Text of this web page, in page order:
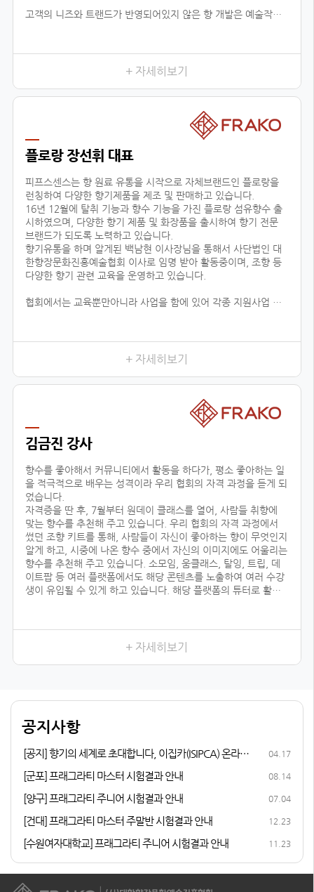
고객의 니즈와 트랜드가 반영되어있지 않은 향 개발은 예술작품
것이 중요하다고 느껴왔습니다.
이런 부분에서 향장협회의 커리큘럼은 향료 업계에 있는 모든 향
의 타입을 체계적 분하고 습득함으로서, 제품 이해 및 분석을 위
한 이론을 잡아주며, 실질적으로 제품의 기획단계까지 연결된다
이는 공방창업, 브랜드출시, 향 관련 비즈니스 등의 분야에 더할
두 번째, 다양한 분야에서 접목이 가능한 교육입니다.
+ 자세히보기
플로랑 장선휘 대표
피프스센스는 향 원료 유통을 시작으로 자체브랜드인 플로랑을
런칭하여 다양한 향기제품을 제조 및 판매하고 있습니다.
16년 12월에 탈취 기능과 향수 기능을 가진 플로랑 섬유향수 출
시하였으며, 다양한 향기 제품 및 화장품을 출시하여 향기 전문
브랜드가 되도록 노력하고 있습니다.
향기유통을 하며 알게된 백남현 이사장님을 통해서 사단법인 대
한향장문화진흥예술협회 이사로 임명 받아 활동중이며, 조향 등
다양한 향기 관련 교육을 운영하고 있습니다.
협회에서는 교육뿐만아니라 사업을 함에 있어 각종 지원사업 공
현재 플로랑을 존재할 수 있게 해주신 백남현 이사장님과 협회원
들에게 진심으로 감사드리며, 지속적으로 함께 성장 할 수 있도록
+ 자세히보기
김금진 강사
향수를 좋아해서 커뮤니티에서 활동을 하다가, 평소 좋아하는 일
을 적극적으로 배우는 성격이라 우리 협회의 자격 과정을 듣게 되
었습니다.
자격증을 딴 후, 7월부터 원데이 클래스를 열어, 사람들 취향에
맞는 향수를 추천해 주고 있습니다. 우리 협회의 자격 과정에서
썼던 조향 키트를 통해, 사람들이 자신이 좋아하는 향이 무엇인지
알게 하고, 시중에 나온 향수 중에서 자신의 이미지에도 어울리는
향수를 추천해 주고 있습니다. 소모임, 움클래스, 탈잉, 트립, 데
이트팝 등 여러 플랫폼에서도 해당 콘텐츠를 노출하여 여러 수강
생이 유입될 수 있게 하고 있습니다. 해당 플랫폼의 튜터로 활동
향수를 취미로 즐기다가 조향 자격증 과정을 듣게 된 이유는, 내
가 좋아하는 일을 더 전문적으로 배워 보고 싶어서였습니다. 여러
어코드를 발견하는 3급, 내가 생각하는 이미지의 향을 더 잘 표현
큘럼이 마음에 들었고, 자격증 취득 후 취업 및 창업 연계 등의 든
든한 지원이 있어 자격증 과정에 참여하게 되었습니다.
+ 자세히보기
공지사항
[공지] 향기의 세계로 초대합니다, 이집카(ISIPCA) 온라인
04.17
[군포] 프래그라티 마스터 시험결과 안내 08.14
[양구] 프래그라티 주니어 시험결과 안내 07.04
[건대] 프래그라티 마스터 주말반 시험결과 안내 12.23
[수원여자대학교] 프래그라티 주니어 시험결과 안내 11.23